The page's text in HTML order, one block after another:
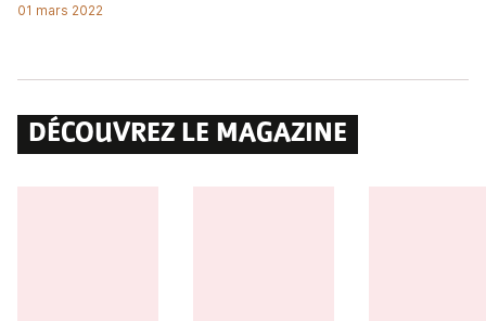
01 mars 2022
DÉCOUVREZ LE MAGAZINE